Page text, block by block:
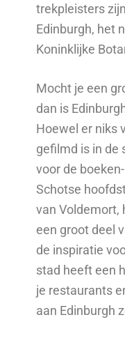
trekpleisters
Edinburgh, het
Koninklijke
Mocht je een
dan is
Hoewel er niks
gefilmd is in de
voor de
Schotse
van Voldemort,
een groot deel
de inspiratie
stad heeft een
je restaurants
aan Edinburgh